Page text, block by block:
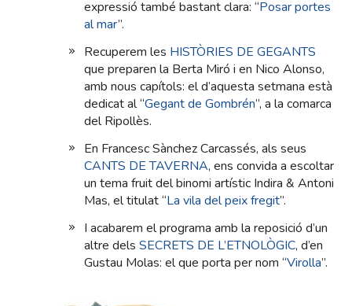
expressió també bastant clara: “Posar portes
al mar”.
Recuperem les HISTÒRIES DE GEGANTS
que preparen la Berta Miró i en Nico Alonso,
amb nous capítols: el d’aquesta setmana està
dedicat al “Gegant de Gombrén”, a la comarca
del Ripollès.
En Francesc Sànchez Carcassés, als seus
CANTS DE TAVERNA, ens convida a escoltar
un tema fruit del binomi artístic Indira & Antoni
Mas, el titulat “La vila del peix fregit”.
I acabarem el programa amb la reposició d’un
altre delsSECRETS DE L’ETNOLÒGIC, d’en
Gustau Molas: el que porta per nom “Virolla”.